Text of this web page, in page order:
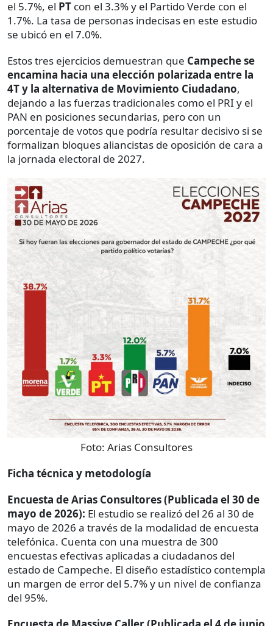
el 5.7%, el PT con el 3.3% y el Partido Verde con el
1.7%. La tasa de personas indecisas en este estudio
se ubicó en el 7.0%.
Estos tres ejercicios demuestran que Campeche se
encamina hacia una elección polarizada entre la
4T y la alternativa de Movimiento Ciudadano,
dejando a las fuerzas tradicionales como el PRI y el
PAN en posiciones secundarias, pero con un
porcentaje de votos que podría resultar decisivo si se
formalizan bloques aliancistas de oposición de cara a
la jornada electoral de 2027.
Foto: Arias Consultores
Ficha técnica y metodología
Encuesta de Arias Consultores (Publicada el 30 de
mayo de 2026): El estudio se realizó del 26 al 30 de
mayo de 2026 a través de la modalidad de encuesta
telefónica. Cuenta con una muestra de 300
encuestas efectivas aplicadas a ciudadanos del
estado de Campeche. El diseño estadístico contempla
un margen de error del 5.7% y un nivel de confianza
del 95%.